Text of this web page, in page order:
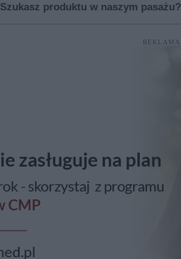
Szukasz produktu w naszym pasażu?
REKLAMA